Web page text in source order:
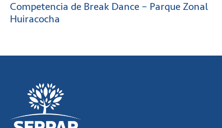
Competencia de Break Dance – Parque Zonal
Huiracocha